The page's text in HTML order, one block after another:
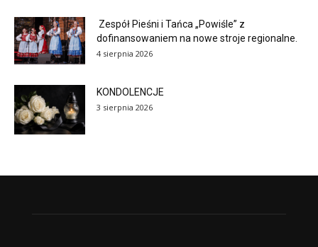
Zespół Pieśni i Tańca „Powiśle” z
dofinansowaniem na nowe stroje regionalne.
4 sierpnia 2026
KONDOLENCJE
3 sierpnia 2026